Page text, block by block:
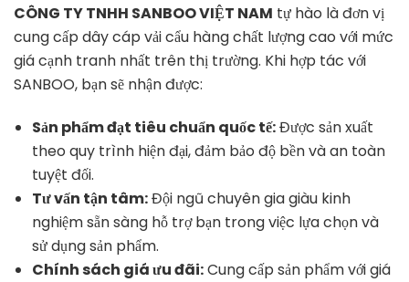
CÔNG TY TNHH SANBOO VIỆT NAM tự hào là đơn vị
cung cấp dây cáp vải cẩu hàng chất lượng cao với mức
giá cạnh tranh nhất trên thị trường. Khi hợp tác với
SANBOO, bạn sẽ nhận được:
Sản phẩm đạt tiêu chuẩn quốc tế:Được sản xuất
theo quy trình hiện đại, đảm bảo độ bền và an toàn
tuyệt đối.
Tư vấn tận tâm:Đội ngũ chuyên gia giàu kinh
nghiệm sẵn sàng hỗ trợ bạn trong việc lựa chọn và
sử dụng sản phẩm.
Chính sách giá ưu đãi:Cung cấp sản phẩm với giá